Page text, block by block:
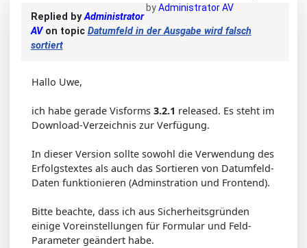
byAdministrator AV
Replied byAdministrator
AVon topic Datumfeld in der Ausgabe wird falsch
sortiert
Hallo Uwe,
ich habe gerade Visforms 3.2.1 released. Es steht im
Download-Verzeichnis zur Verfügung.
In dieser Version sollte sowohl die Verwendung des
Erfolgstextes als auch das Sortieren von Datumfeld-
Daten funktionieren (Adminstration und Frontend).
Bitte beachte, dass ich aus Sicherheitsgründen
einige Voreinstellungen für Formular und Feld-
Parameter geändert habe.